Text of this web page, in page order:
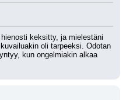
keksitty, ja mielestäni
oli tarpeeksi. Odotan
kun ongelmiakin alkaa